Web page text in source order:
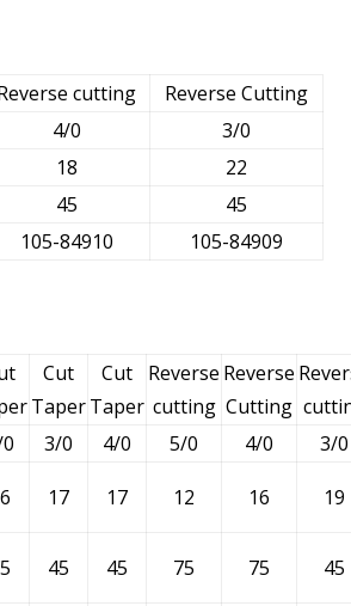
cutting
Reverse Cutting
4/0
3/0
18
22
45
45
105-84910 105-84909
Cut
Taper
Cut
Taper
Reverse
cutting
Reverse
Cutting
3/0 4/0 5/0 4/0
3/0
17 17 12 16 19
45 45 75 75 45